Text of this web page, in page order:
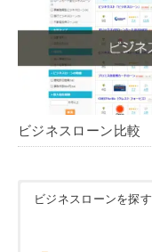
ビジネスローン比較
ビジネスローンを探す